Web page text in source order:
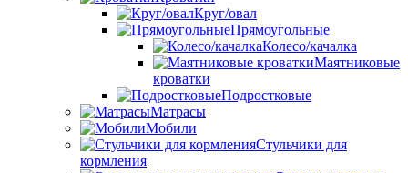
Круг/овал
Прямоугольные
Колесо/качалка
Маятниковые
кроватки
Подростковые
Матрасы
Мобили
Стульчики для
кормления